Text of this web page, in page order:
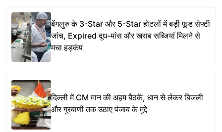
बेंगलुरु के 3-Star और 5-Star होटलों में बड़ी फूड सेफ्टी
जांच, Expired दूध-मांस और खराब सब्जियां मिलने से
मचा हड़कंप
दिल्ली में CM मान की अहम बैठकें, धान से लेकर बिजली
और गुरबाणी तक उठाए पंजाब के मुद्दे